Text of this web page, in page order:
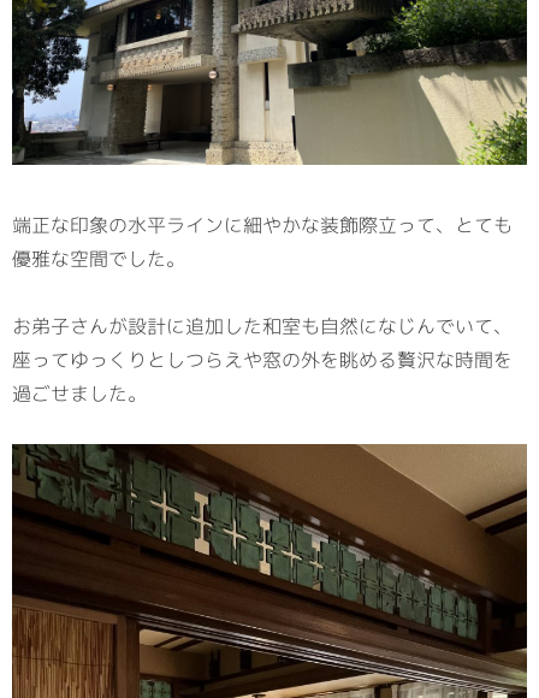
RECRUITサイト
端正な印象の水平ラインに細やかな装飾際立って、とても
優雅な空間でした。
お弟子さんが設計に追加した和室も自然になじんでいて、
座ってゆっくりとしつらえや窓の外を眺める贅沢な時間を
過ごせました。